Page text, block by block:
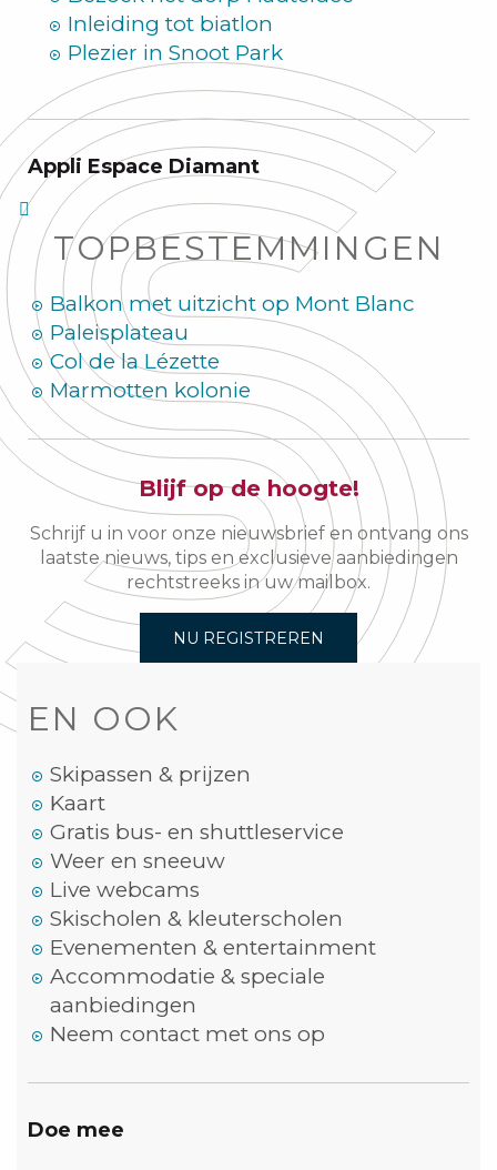
Inleiding tot biatlon
Plezier in Snoot Park
Appli Espace Diamant
TOPBESTEMMINGEN
Balkon met uitzicht op Mont Blanc
Paleisplateau
Col de la Lézette
Marmotten kolonie
Blijf op de hoogte!
Schrijf u in voor onze nieuwsbrief en ontvang ons
laatste nieuws, tips en exclusieve aanbiedingen
rechtstreeks in uw mailbox.
NU REGISTREREN
EN OOK
Skipassen & prijzen
Kaart
Gratis bus- en shuttleservice
Weer en sneeuw
Live webcams
Skischolen & kleuterscholen
Evenementen & entertainment
Accommodatie & speciale
aanbiedingen
Neem contact met ons op
Doe mee